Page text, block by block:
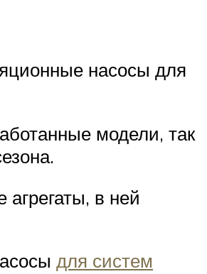
насосы для
модели, так
агрегаты, в ней
для систем